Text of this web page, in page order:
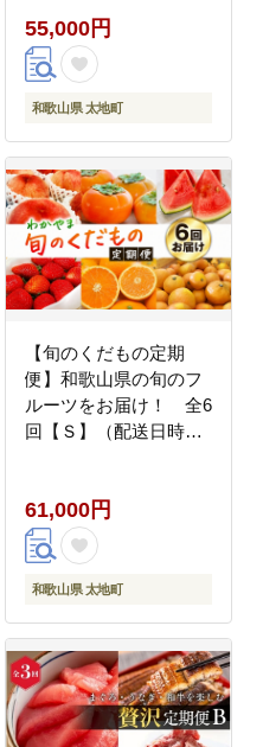
55,000円
和歌山県 太地町
【旬のくだもの定期
便】和歌山県の旬のフ
ルーツをお届け！ 全6
回【Ｓ】（配送日時指
定期便 フルーツ みかん
いちご イチゴ 清見オレ
ンジ すいか 桃 柿 6回
【ard-tkb900A】
61,000円
和歌山県 太地町